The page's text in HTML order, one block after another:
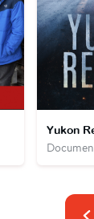
Yukon